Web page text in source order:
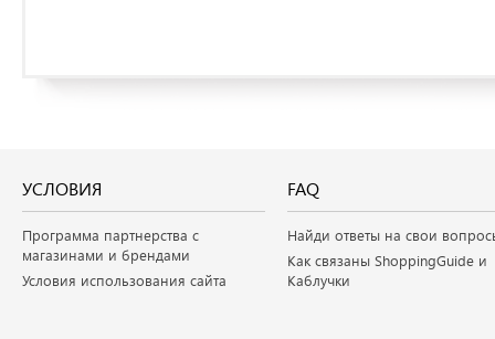
УСЛОВИЯ
Программа партнерства с
магазинами и брендами
Условия использования сайта
FAQ
Найди ответы на свои
Как связаны ShoppingGuide и
Каблучки